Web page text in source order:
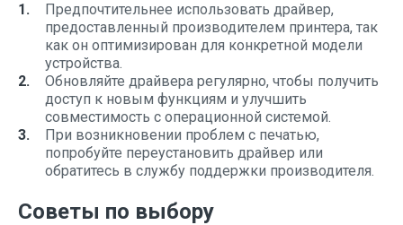
Предпочтительнее использовать драйвер,
предоставленный производителем принтера, так
как он оптимизирован для конкретной модели
устройства.
Обновляйте драйвера регулярно, чтобы получить
доступ к новым функциям и улучшить
совместимость с операционной системой.
При возникновении проблем с печатью,
попробуйте переустановить драйвер или
обратитесь в службу поддержки производителя.
Советы по выбору